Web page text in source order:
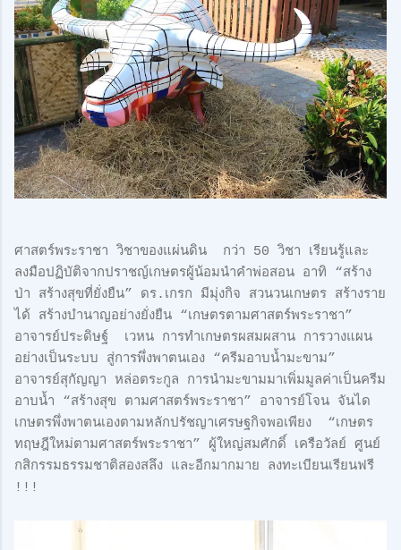
ศาสตร์พระราชา วิชาของแผ่นดิน กว่า 50 วิชา เรียนรู้และ
ลงมือปฏิบัติจากปราชญ์เกษตรผู้น้อมนำคำพ่อสอน อาทิ “สร้าง
ป่า สร้างสุขที่ยั่งยืน” ดร.เกรก มีมุ่งกิจ สวนวนเกษตร สร้างราย
ได้ สร้างบำนาญอย่างยั่งยืน “เกษตรตามศาสตร์พระราชา”
อาจารย์ประดิษฐ์ เวหน การทำเกษตรผสมผสาน การวางแผน
อย่างเป็นระบบ สู่การพึ่งพาตนเอง “ครีมอาบน้ำมะขาม”
อาจารย์สุกัญญา หล่อตระกูล การนำมะขามมาเพิ่มมูลค่าเป็นครีม
อาบน้ำ “สร้างสุข ตามศาสตร์พระราชา” อาจารย์โจน จันได
เกษตรพึ่งพาตนเองตามหลักปรัชญาเศรษฐกิจพอเพียง “เกษตร
ทฤษฎีใหม่ตามศาสตร์พระราชา” ผู้ใหญ่สมศักดิ์ เครือวัลย์ ศูนย์
กสิกรรมธรรมชาติสองสลึง และอีกมากมาย ลงทะเบียนเรียนฟรี
!!!